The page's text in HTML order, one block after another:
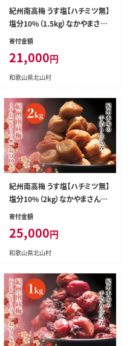
紀州南高梅 うす塩【ハチミツ無】
塩分10%（1.5kg）なかやまさん
ちの梅干 うめ ウメ【nky003-11
寄付金額
21,000円
和歌山県北山村
紀州南高梅 うす塩【ハチミツ無】
塩分10%（2kg）なかやまさんち
の梅干 うめ ウメ【nky004-120
寄付金額
25,000円
和歌山県北山村